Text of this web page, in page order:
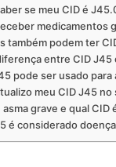
se meu CID é
medicamentos
também podem ter
entre CID J45
pode ser usado
meu CID J45 no
asma grave e qual CID
é considerado